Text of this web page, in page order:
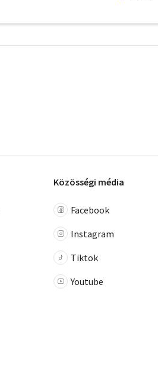
Közösségi média
Facebook
Instagram
Tiktok
Youtube